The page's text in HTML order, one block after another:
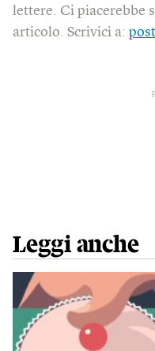
lettere. Ci piacerebbe
articolo. Scrivici a:
Leggi anche